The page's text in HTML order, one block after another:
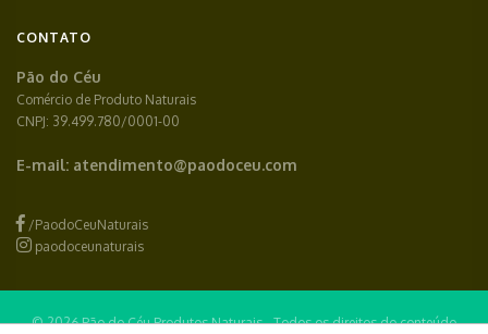
CONTATO
Pão do Céu
Comércio de Produto Naturais
CNPJ: 39.499.780/0001-00
E-mail: atendimento@paodoceu.com
/PaodoCeuNaturais
paodoceunaturais
© 2026 Pão do Céu Produtos Naturais - Todos os direitos do conteúdo